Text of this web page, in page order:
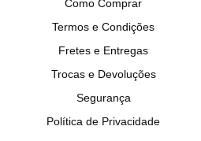
Como Comprar
Termos e Condições
Fretes e Entregas
Trocas e Devoluções
Segurança
Política de Privacidade